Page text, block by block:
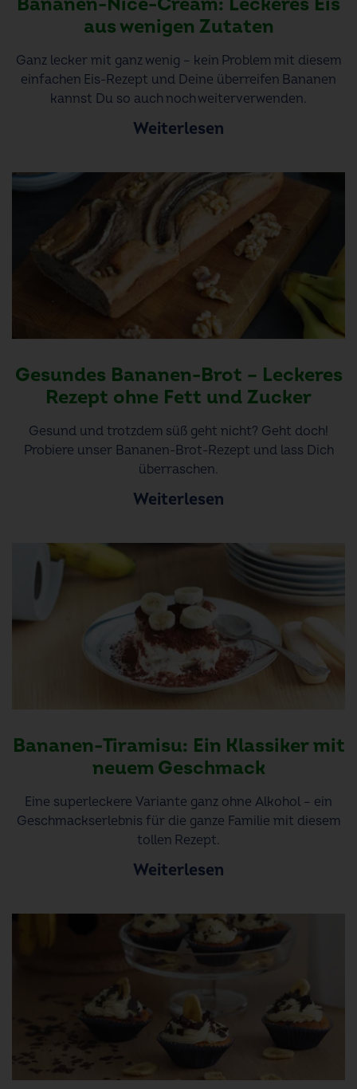
aus wenigen Zutaten
Ganz lecker mit ganz wenig – kein Problem mit diesem
einfachen Eis-Rezept und Deine überreifen Bananen
kannst Du so auch noch weiterverwenden.
Weiterlesen
Gesundes Bananen-Brot – Leckeres
Rezept ohne Fett und Zucker
Gesund und trotzdem süß geht nicht? Geht doch!
Probiere unser Bananen-Brot-Rezept und lass Dich
überraschen.
Weiterlesen
Bananen-Tiramisu: Ein Klassiker mit
neuem Geschmack
Eine superleckere Variante ganz ohne Alkohol – ein
Geschmackserlebnis für die ganze Familie mit diesem
tollen Rezept.
Weiterlesen